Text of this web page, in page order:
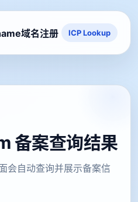
域名注册 ICP Lookup
备案查询结果
会自动查询并展示备案信